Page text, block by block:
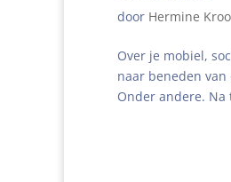
door Hermine
Over je mobiel,
naar beneden
Onder andere. Na